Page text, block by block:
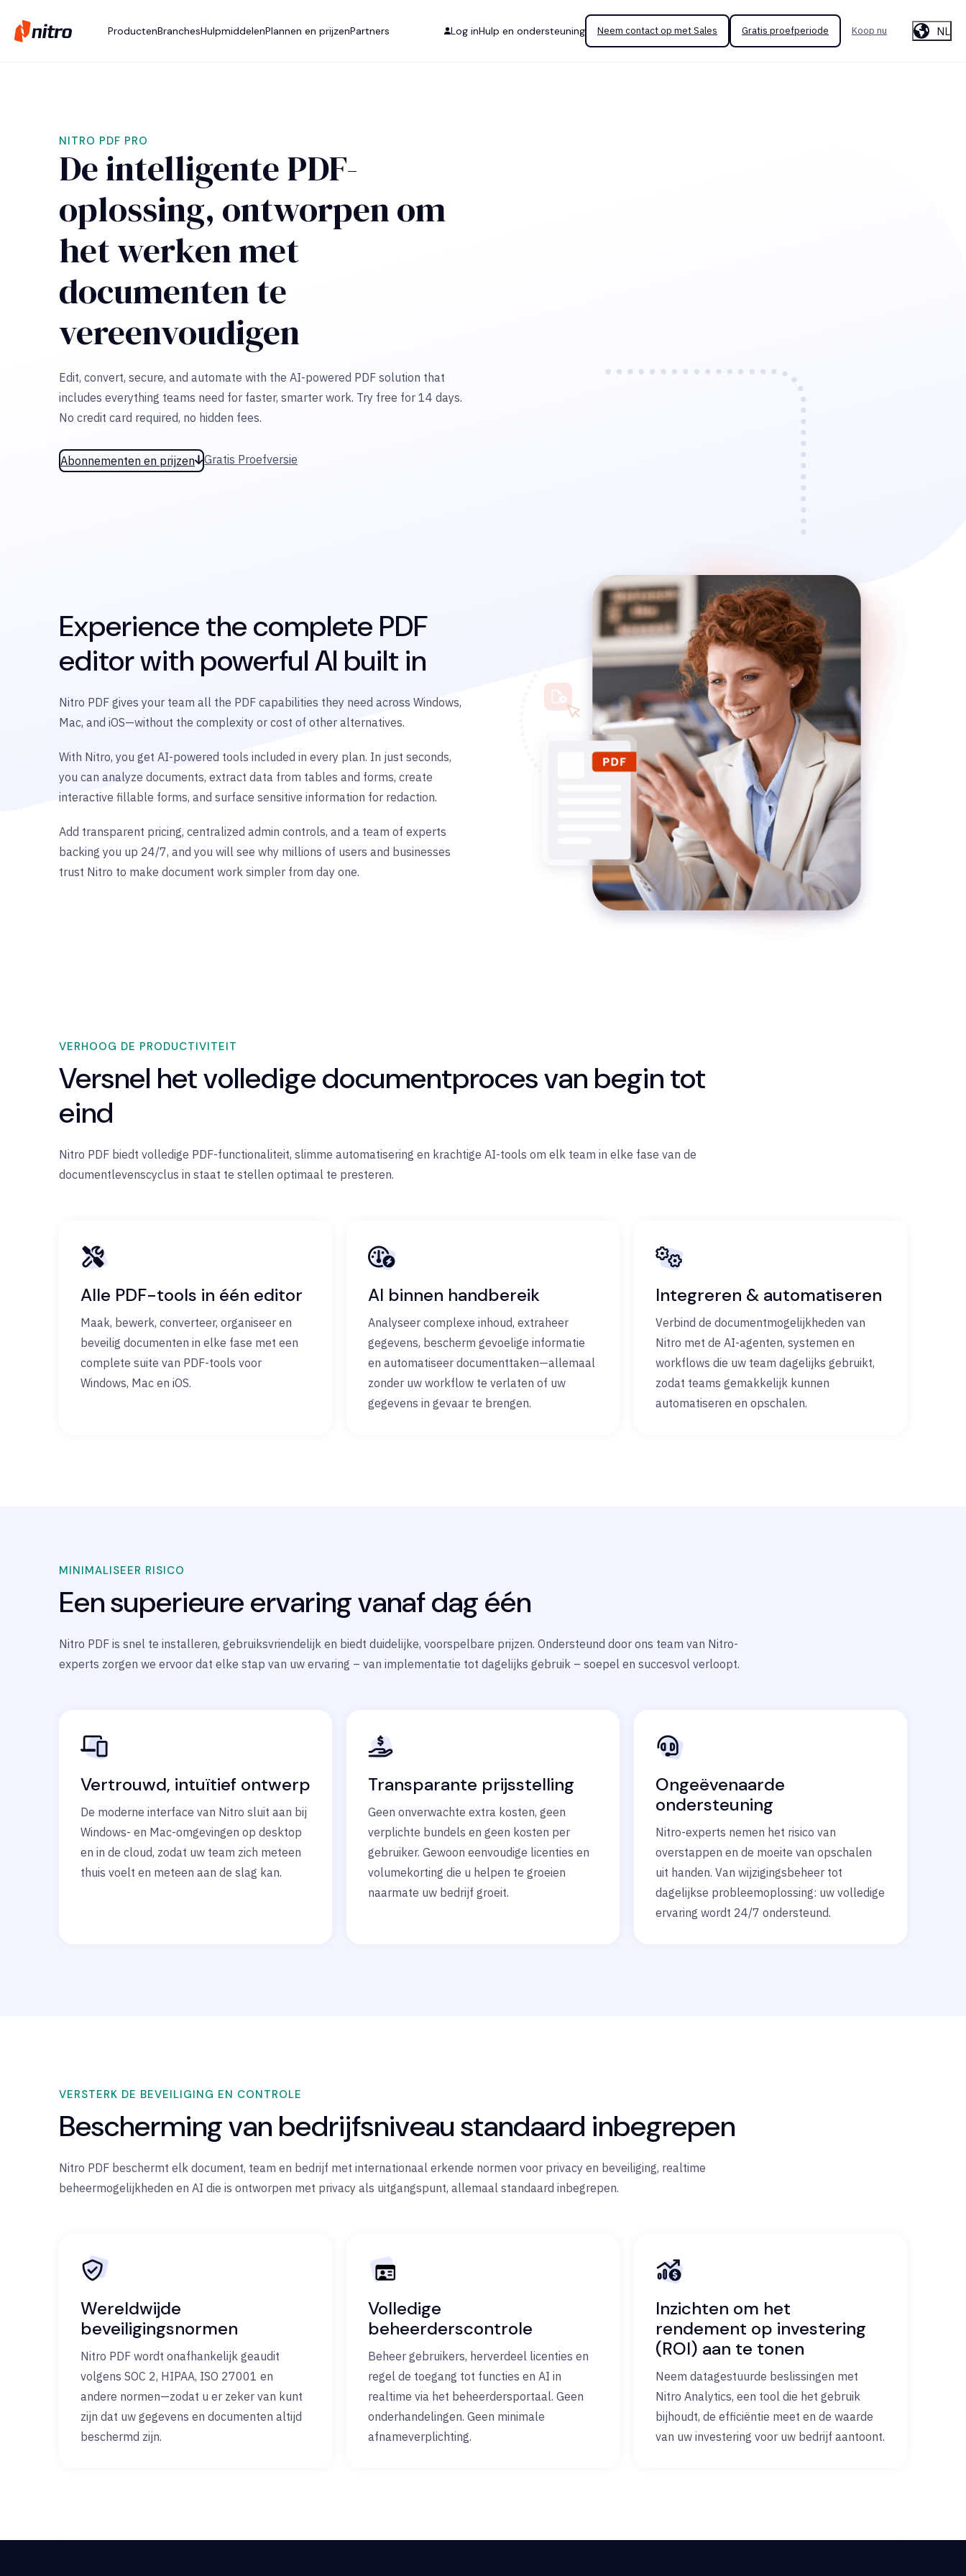
ProductenBranchesHulpmiddelenPlannen en prijzenPartners Log inHulp en ondersteuning Neem contact op met Sales Gratis proefperiode Koop nu NL
NITRO PDF PRO
De intelligente PDF-
oplossing, ontworpen om
het werken met
documenten te
vereenvoudigen
Edit, convert, secure, and automate with the AI-powered PDF solution that
includes everything teams need for faster, smarter work. Try free for 14 days.
No credit card required, no hidden fees.
Abonnementen en prijzen Gratis Proefversie
Experience the complete PDF
editor with powerful AI built in
Nitro PDF gives your team all the PDF capabilities they need across Windows,
Mac, and iOS—without the complexity or cost of other alternatives.
With Nitro, you get AI-powered tools included in every plan. In just seconds,
you can analyze documents, extract data from tables and forms, create
interactive fillable forms, and surface sensitive information for redaction.
Add transparent pricing, centralized admin controls, and a team of experts
backing you up 24/7, and you will see why millions of users and businesses
trust Nitro to make document work simpler from day one.
VERHOOG DE PRODUCTIVITEIT
Versnel het volledige documentproces van begin tot
eind
Nitro PDF biedt volledige PDF-functionaliteit, slimme automatisering en krachtige AI-tools om elk team in elke fase van de
documentlevenscyclus in staat te stellen optimaal te presteren.
Alle PDF-tools in één editor
Maak, bewerk, converteer, organiseer en
beveilig documenten in elke fase met een
complete suite van PDF-tools voor
Windows, Mac en iOS.
AI binnen handbereik
Analyseer complexe inhoud, extraheer
gegevens, bescherm gevoelige informatie
en automatiseer documenttaken—allemaal
zonder uw workflow te verlaten of uw
gegevens in gevaar te brengen.
Integreren & automatiseren
Verbind de documentmogelijkheden van
Nitro met de AI-agenten, systemen en
workflows die uw team dagelijks gebruikt,
zodat teams gemakkelijk kunnen
automatiseren en opschalen.
MINIMALISEER RISICO
Een superieure ervaring vanaf dag één
Nitro PDF is snel te installeren, gebruiksvriendelijk en biedt duidelijke, voorspelbare prijzen. Ondersteund door ons team van Nitro-
experts zorgen we ervoor dat elke stap van uw ervaring – van implementatie tot dagelijks gebruik – soepel en succesvol verloopt.
Vertrouwd, intuïtief ontwerp
De moderne interface van Nitro sluit aan bij
Windows- en Mac-omgevingen op desktop
en in de cloud, zodat uw team zich meteen
thuis voelt en meteen aan de slag kan.
Transparante prijsstelling
Geen onverwachte extra kosten, geen
verplichte bundels en geen kosten per
gebruiker. Gewoon eenvoudige licenties en
volumekorting die u helpen te groeien
naarmate uw bedrijf groeit.
Ongeëvenaarde
ondersteuning
Nitro-experts nemen het risico van
overstappen en de moeite van opschalen
uit handen. Van wijzigingsbeheer tot
dagelijkse probleemoplossing: uw volledige
ervaring wordt 24/7 ondersteund.
VERSTERK DE BEVEILIGING EN CONTROLE
Bescherming van bedrijfsniveau standaard inbegrepen
Nitro PDF beschermt elk document, team en bedrijf met internationaal erkende normen voor privacy en beveiliging, realtime
beheermogelijkheden en AI die is ontworpen met privacy als uitgangspunt, allemaal standaard inbegrepen.
Wereldwijde
beveiligingsnormen
Nitro PDF wordt onafhankelijk geaudit
volgens SOC 2, HIPAA, ISO 27001 en
andere normen—zodat u er zeker van kunt
zijn dat uw gegevens en documenten altijd
beschermd zijn.
Volledige
beheerderscontrole
Beheer gebruikers, herverdeel licenties en
regel de toegang tot functies en AI in
realtime via het beheerdersportaal. Geen
onderhandelingen. Geen minimale
afnameverplichting.
Inzichten om het
rendement op investering
(ROI) aan te tonen
Neem datagestuurde beslissingen met
Nitro Analytics, een tool die het gebruik
bijhoudt, de efficiëntie meet en de waarde
van uw investering voor uw bedrijf aantoont.